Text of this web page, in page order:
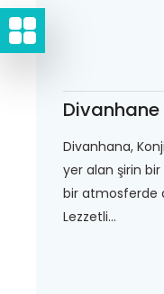
Divanhane
Divanhana,
yer alan şirin
bir atmosferde
Lezzetli...